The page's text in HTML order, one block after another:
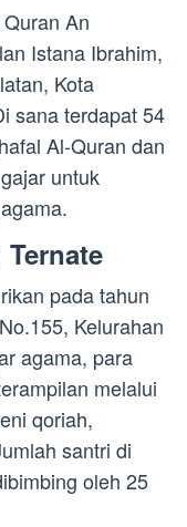
An
Istana Ibrahim,
Kota
sana terdapat 54
Al-Quran dan
untuk
pada tahun
Kelurahan
agama, para
melalui
qoriah,
santri di
oleh 25